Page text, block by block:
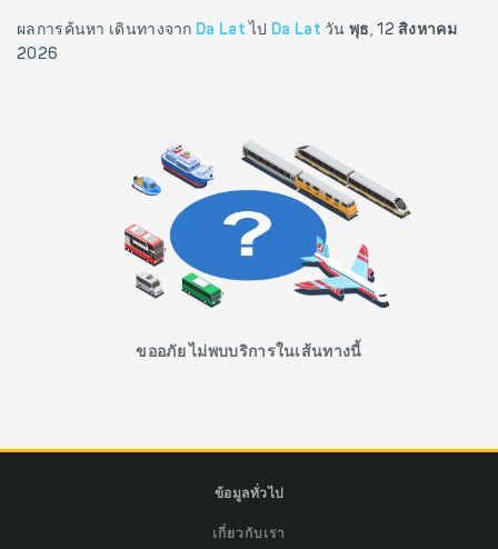
ผลการค้นหา เดินทางจาก Da Lat ไป Da Lat วันพุธ, 12 สิงหาคม
2026
ขออภัย ไม่พบบริการในเส้นทางนี้
ข้อมูลทั่วไป
เกี่ยวกับเรา